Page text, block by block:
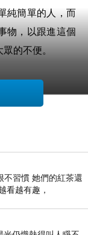
純簡單的人，而
物，以跟進這個
的不便。
不習慣 她們的紅茶還
看越有趣，